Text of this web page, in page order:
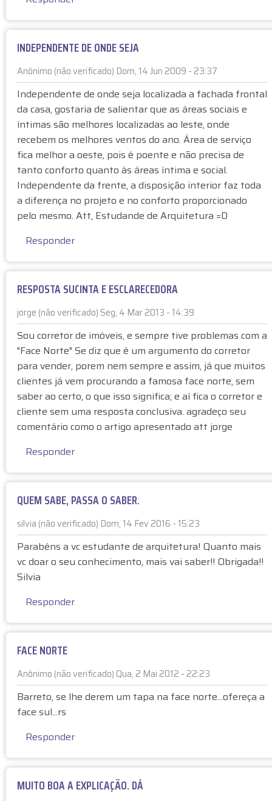
d
o
)
p
o
s
a
à
F
A
C
E
N
O
R
T
E
u
e
i
g
n
f
i
c
a
i
?
p
o
r
B
a
r
r
o
(
n
o
v
e
r
i
a
INDEPENDENTE DE ONDE SEJA
Anônimo (não verificado) Dom, 14 Jun 2009 - 23:37
E
m
r
e
s
p
o
s
t
a
à
e
t
o
,
f
a
ç
a
u
o
a
p
o
r
A
n
(
n
ã
o
v
e
r
i
c
a
Independente de onde seja localizada a fachada frontal
da casa, gostaria de salientar que as áreas sociais e
íntimas são melhores localizadas ao leste, onde
recebem os melhores ventos do ano. Área de serviço
fica melhor a oeste, pois é poente e não precisa de
tanto conforto quanto às áreas íntima e social.
Independente da frente, a disposição interior faz toda
a diferença no projeto e no conforto proporcionado
pelo mesmo. Att, Estudande de Arquitetura =D
Responder
RESPOSTA SUCINTA E ESCLARECEDORA
jorge (não verificado) Seg, 4 Mar 2013 - 14:39
E
m
e
s
p
o
s
I
n
d
e
p
e
n
d
t
e
d
o
n
d
e
j
p
Sou corretor de imóveis, e sempre tive problemas com a
"Face Norte" Se diz que é um argumento do corretor
para vender, porem nem sempre e assim, já que muitos
clientes já vem procurando a famosa face norte, sem
saber ao certo, o que isso significa; e aí fica o corretor e
cliente sem uma resposta conclusiva. agradeço seu
comentário como o artigo apresentado att jorge
Responder
QUEM SABE, PASSA O SABER.
silvia (não verificado) Dom, 14 Fev 2016 - 15:23
E
m
r
e
o
s
t
à
I
n
d
e
d
Parabéns a vc estudante de arquitetura! Quanto mais
vc doar o seu conhecimento, mais vai saber!! Obrigada!!
Silvia
Responder
FACE NORTE
Anônimo (não verificado) Qua, 2 Mai 2012 - 22:23
E
m
r
p
o
s
Barreto, se lhe derem um tapa na face norte...ofereça a
face sul...rs
Responder
MUITO BOA A EXPLICAÇÃO. DÁ